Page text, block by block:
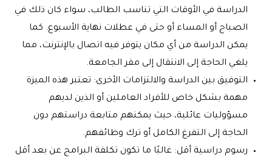
الدراسة في الأوقات التي تناسب الطالب، سواء كان ذلك في
الصباح أو المساء أو حتى في عطلات نهاية الأسبوع. كما
يمكن الدراسة من أي مكان يتوفر فيه اتصال بالإنترنت، مما
يلغي الحاجة إلى الانتقال إلى مقر الجامعة.
التوفيق بين الدراسة والالتزامات الأخرى: تعتبر هذه الميزة
مهمة بشكل خاص للأفراد العاملين أو الذين لديهم
مسؤوليات عائلية، حيث يمكنهم متابعة دراستهم دون
الحاجة إلى التفرغ الكامل أو ترك وظائفهم.
رسوم دراسية أقل: غالبًا ما تكون تكلفة البرامج عن بعد أقل